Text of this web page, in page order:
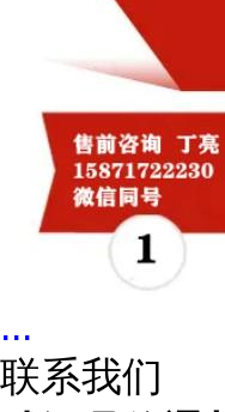
...
联系我们